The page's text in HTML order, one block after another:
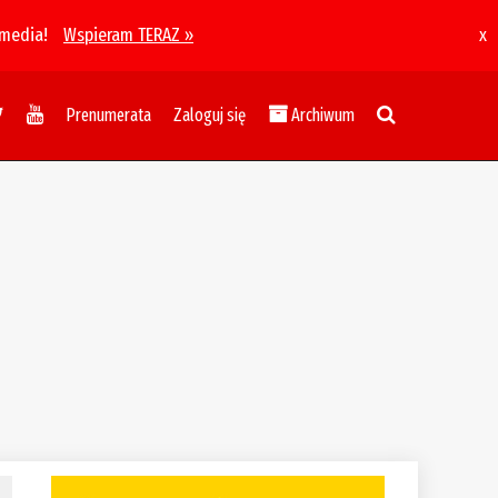
Wspieram TERAZ » x
Prenumerata Zaloguj się Archiwum